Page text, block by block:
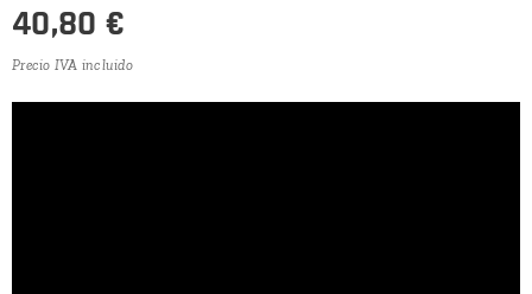
40,80 €
Precio IVA incluido